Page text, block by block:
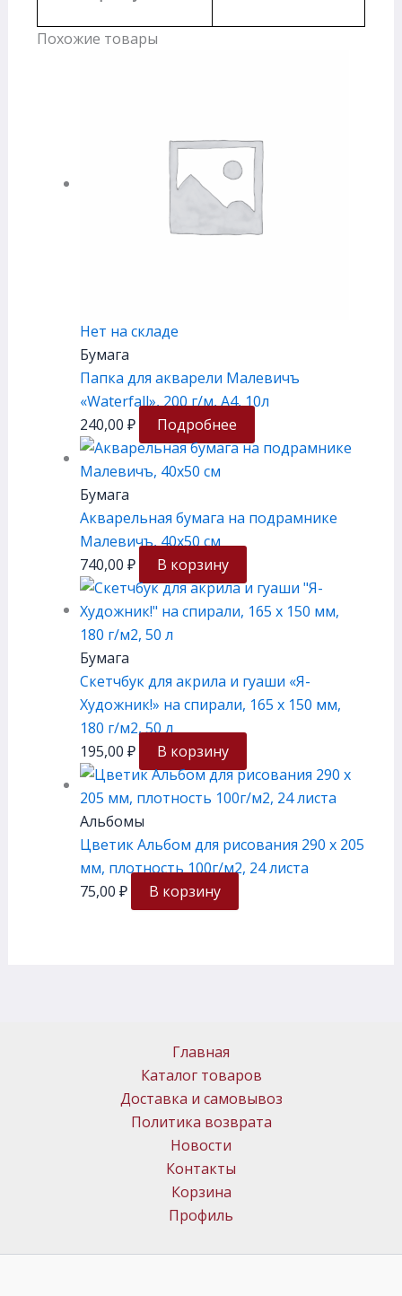
Похожие товары
Нет на складе
Бумага
Папка для акварели Малевичъ
«Waterfall», 200 г/м, А4, 10л
240,00 ₽ Подробнее
Бумага
Акварельная бумага на подрамнике
Малевичъ, 40х50 см
740,00 ₽ В корзину
Бумага
Скетчбук для акрила и гуаши «Я-
Художник!» на спирали, 165 х 150 мм,
180 г/м2, 50 л
195,00 ₽ В корзину
Альбомы
Цветик Альбом для рисования 290 х 205
мм, плотность 100г/м2, 24 листа
75,00 ₽ В корзину
Главная
Каталог товаров
Доставка и самовывоз
Политика возврата
Новости
Контакты
Корзина
Профиль